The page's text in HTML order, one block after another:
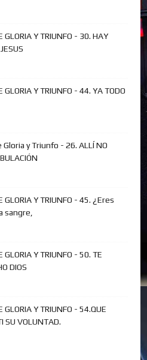
GLORIA Y TRIUNFO - 30. HAY
GLORIA Y TRIUNFO - 44. YA TODO
Gloria y Triunfo - 26. ALLÍ NO
GLORIA Y TRIUNFO - 45. ¿Eres
sangre,
GLORIA Y TRIUNFO - 50. TE
DIOS
GLORIA Y TRIUNFO - 54.QUE
SU VOLUNTAD.